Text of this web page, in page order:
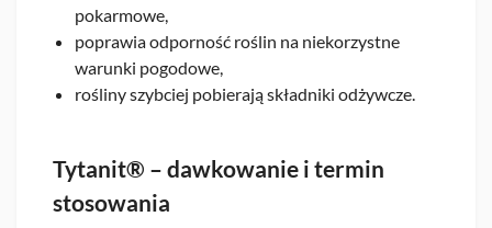
pokarmowe,
poprawia odporność roślin na niekorzystne
warunki pogodowe,
rośliny szybciej pobierają składniki odżywcze.
Tytanit® – dawkowanie i termin
stosowania